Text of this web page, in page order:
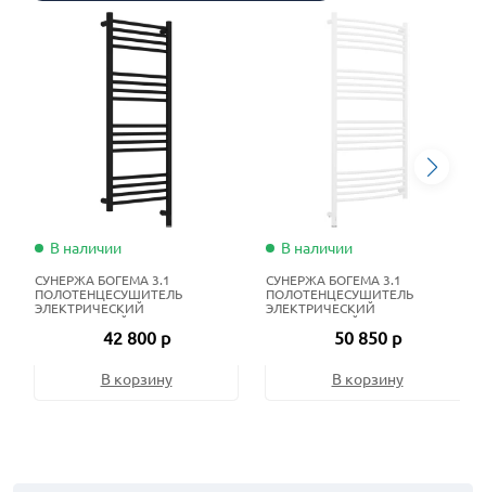
В наличии
СУНЕРЖА БОГЕМА 3.1
ПОЛОТЕНЦЕСУШИТЕЛЬ
ЭЛЕКТРИЧЕСКИЙ
ЖИДКОСТНЫЙ 100Х40 СМ
МАТОВЫЙ ЧЁРНЫЙ
42 800 р
В корзину
В наличии
СУНЕРЖА БОГЕМА 3.1
ПОЛОТЕНЦЕСУШИТЕЛЬ
ЭЛЕКТРИЧЕСКИЙ
ЖИДКОСТНЫЙ 120Х60 СМ
МАТОВЫЙ БЕЛЫЙ
50 850 р
В корзину